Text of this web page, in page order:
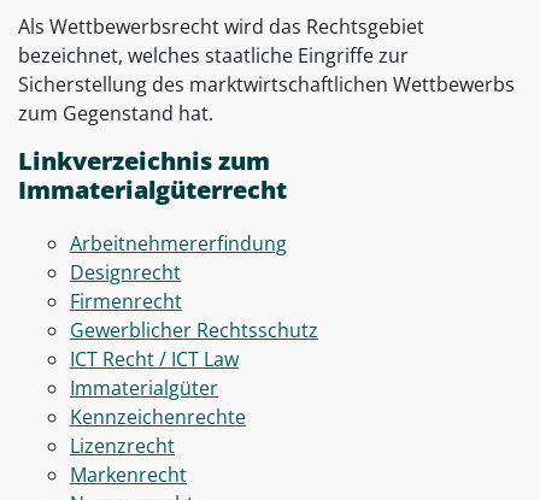
Als Wettbewerbsrecht wird das Rechtsgebiet
bezeichnet, welches staatliche Eingriffe zur
Sicherstellung des marktwirtschaftlichen Wettbewerbs
zum Gegenstand hat.
Linkverzeichnis zum
Immaterialgüterrecht
Arbeitnehmererfindung
Designrecht
Firmenrecht
Gewerblicher Rechtsschutz
ICT Recht / ICT Law
Immaterialgüter
Kennzeichenrechte
Lizenzrecht
Markenrecht